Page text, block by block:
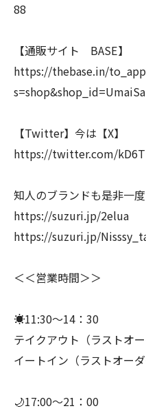
88
【通販サイト BASE】
https://thebase.in/
【Twitter】今は【X】
https://twitter.com/
知人のブランドも是非一
https://suzuri.jp/2elua
https://suzuri.jp/
＜＜営業時間＞＞
☀️11:30～14：30
テイクアウト（ラストオー
イートイン（ラストオーダ
🌙17:00～21：00